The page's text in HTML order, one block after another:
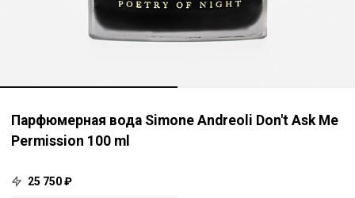
Парфюмерная вода Simone Andreoli Don't Ask Me
Permission 100 ml
25 750 ₽